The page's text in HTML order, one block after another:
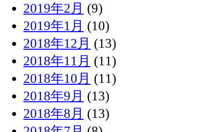
2019年2月 (9)
2019年1月 (10)
2018年12月 (13)
2018年11月 (11)
2018年10月 (11)
2018年9月 (13)
2018年8月 (13)